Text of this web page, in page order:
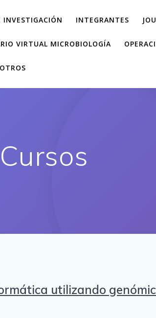
INVESTIGACIÓN INTEGRANTES
VIRTUAL MICROBIOLOGÍA
Cursos
utilizando